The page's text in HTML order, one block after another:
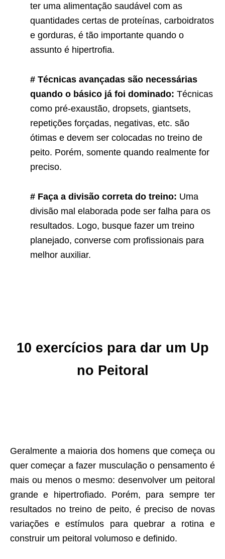
ter uma alimentação saudável com as
quantidades certas de proteínas, carboidratos
e gorduras, é tão importante quando o
assunto é hipertrofia.
# Técnicas avançadas são necessárias
quando o básico já foi dominado: Técnicas
como pré-exaustão, dropsets, giantsets,
repetições forçadas, negativas, etc. são
ótimas e devem ser colocadas no treino de
peito. Porém, somente quando realmente for
preciso.
# Faça a divisão correta do treino: Uma
divisão mal elaborada pode ser falha para os
resultados. Logo, busque fazer um treino
planejado, converse com profissionais para
melhor auxiliar.
10 exercícios para dar um Up
no Peitoral
Geralmente a maioria dos homens que começa ou
quer começar a fazer musculação o pensamento é
mais ou menos o mesmo: desenvolver um peitoral
grande e hipertrofiado. Porém, para sempre ter
resultados no treino de peito, é preciso de novas
variações e estímulos para quebrar a rotina e
construir um peitoral volumoso e definido.